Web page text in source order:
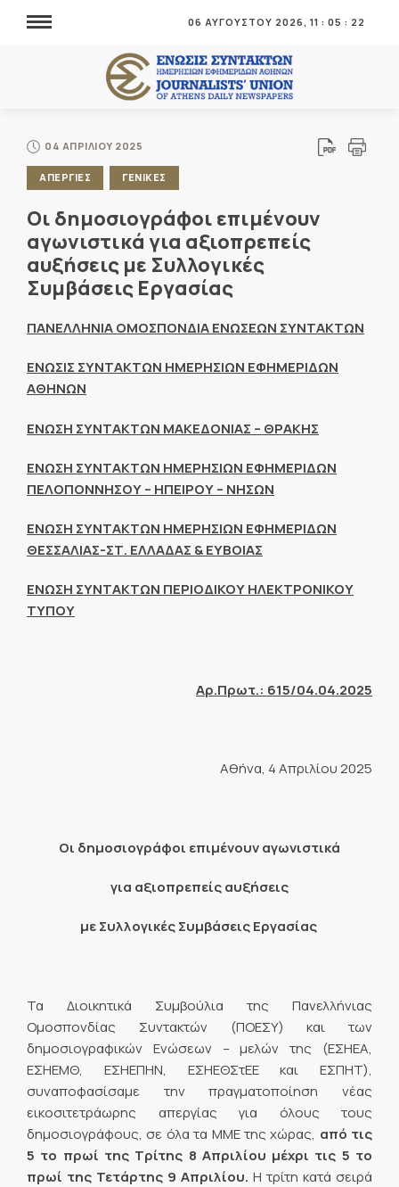
06 ΑΥΓΟΥΣΤΟΥ 2026, 11 : 05 : 23
04 ΑΠΡΙΛΙΟΥ 2025
ΑΠΕΡΓΙΕΣ ΓΕΝΙΚΕΣ
Oι δημοσιογράφοι επιμένουν
αγωνιστικά για αξιοπρεπείς
αυξήσεις με Συλλογικές
Συμβάσεις Εργασίας
ΠΑΝΕΛΛΗΝΙΑ ΟΜΟΣΠΟΝΔΙΑ ΕΝΩΣΕΩΝ ΣΥΝΤΑΚΤΩΝ
ΕΝΩΣΙΣ ΣΥΝΤΑΚΤΩΝ ΗΜΕΡΗΣΙΩΝ ΕΦΗΜΕΡΙΔΩΝ
ΑΘΗΝΩΝ
ΕΝΩΣΗ ΣΥΝΤΑΚΤΩΝ ΜΑΚΕΔΟΝΙΑΣ – ΘΡΑΚΗΣ
ΕΝΩΣΗ ΣΥΝΤΑΚΤΩΝ ΗΜΕΡΗΣΙΩΝ ΕΦΗΜΕΡΙΔΩΝ
ΠΕΛΟΠΟΝΝΗΣΟΥ – ΗΠΕΙΡΟΥ – ΝΗΣΩΝ
ΕΝΩΣΗ ΣΥΝΤΑΚΤΩΝ ΗΜΕΡΗΣΙΩΝ ΕΦΗΜΕΡΙΔΩΝ
ΘΕΣΣΑΛΙΑΣ-ΣΤ. ΕΛΛΑΔΑΣ & ΕΥΒΟΙΑΣ
ΕΝΩΣΗ ΣΥΝΤΑΚΤΩΝ ΠΕΡΙΟΔΙΚΟΥ ΗΛΕΚΤΡΟΝΙΚΟΥ
ΤΥΠΟΥ
Αρ.Πρωτ.: 615/04.04.2025
Αθήνα, 4 Απριλίου 2025
Oι δημοσιογράφοι επιμένουν αγωνιστικά
για αξιοπρεπείς αυξήσεις
με Συλλογικές Συμβάσεις Εργασίας
Τα Διοικητικά Συμβούλια της Πανελλήνιας
Ομοσπονδίας Συντακτών (ΠΟΕΣΥ) και των
δημοσιογραφικών Ενώσεων – μελών της (ΕΣΗΕΑ,
ΕΣΗΕΜΘ, ΕΣΗΕΠΗΝ, ΕΣΗΕΘΣτΕΕ και ΕΣΠΗΤ),
συναποφασίσαμε την πραγματοποίηση νέας
εικοσιτετράωρης απεργίας για όλους τους
δημοσιογράφους, σε όλα τα ΜΜΕ της χώρας, από τις
5 το πρωί της Τρίτης 8 Απριλίου μέχρι τις 5 το
πρωί της Τετάρτης 9 Απριλίου. Η τρίτη κατά σειρά